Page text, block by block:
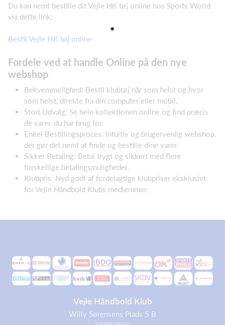
Du kan nemt bestille dit Vejle HK tøj online hos Sports World
via dette link:
Bestil Vejle HK tøj online
Fordele ved at handle Online på den nye
webshop
Bekvemmelighed: Bestil klubtøj når som helst og hvor
som helst, direkte fra din computer eller mobil.
Stort Udvalg: Se hele kollektionen online og find præcis
de varer, du har brug for.
Enkel Bestillingsproces: Intuitiv og brugervenlig webshop,
der gør det nemt at finde og bestille dine varer.
Sikker Betaling: Betal trygt og sikkert med flere
forskellige betalingsmuligheder.
Klubpris: Nyd godt af fordelagtige klubpriser eksklusivt
for Vejle Håndbold Klubs medlemmer.
Vejle Håndbold Klub
Willy Sørensens Plads 5 B